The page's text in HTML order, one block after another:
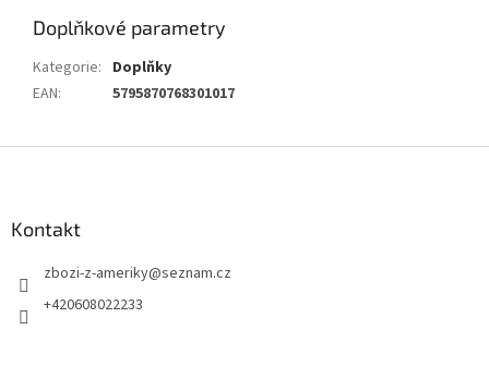
Doplňkové parametry
Kategorie: Doplňky
EAN: 5795870768301017
Kontakt
zbozi-z-ameriky@seznam.cz
+420608022233